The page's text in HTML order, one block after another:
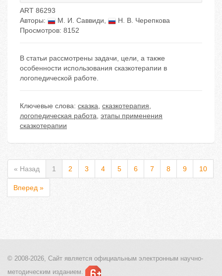
ART 86293
Авторы:
М. И. Саввиди,
Н. В. Черепкова
Просмотров: 8152
В статьи рассмотрены задачи, цели, а также
особенности использования сказкотерапии в
логопедической работе.
Ключевые слова: сказка, сказкотерапия,
логопедическая работа, этапы применения
сказкотерапии
« Назад 1 2 3 4 5 6 7 8 9 10
Вперед »
© 2008-2026, Сайт является официальным электронным научно-
методическим изданием.